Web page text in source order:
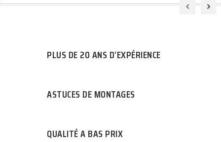
PLUS DE 20 ANS D’EXPÉRIENCE
ASTUCES DE MONTAGES
QUALITÉ A BAS PRIX